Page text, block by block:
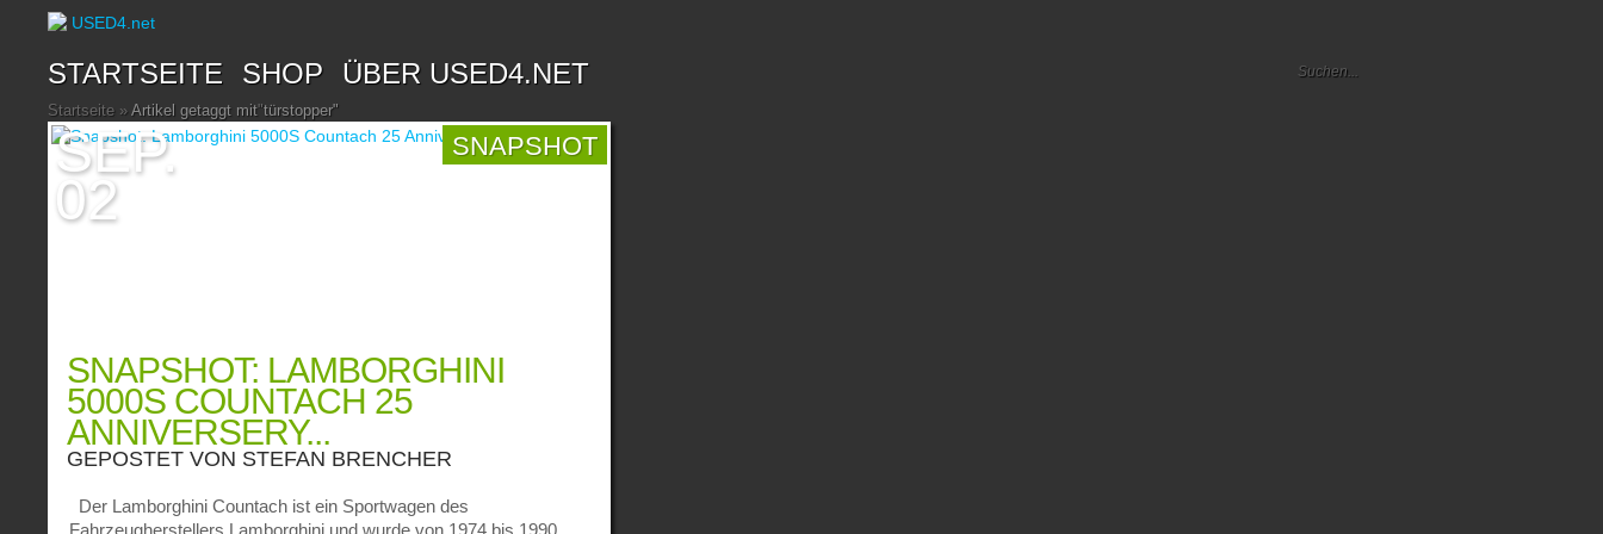
STARTSEITE SHOP ÜBER USED4.NET
Startseite » Artikel getaggt mit"türstopper"
SNAPSHOT
SEP.
02
SNAPSHOT: LAMBORGHINI
5000S COUNTACH 25
ANNIVERSERY...
GEPOSTET VON STEFAN BRENCHER
Der Lamborghini Countach ist ein Sportwagen des
Fahrzeugherstellers Lamborghini und wurde von 1974 bis 1990